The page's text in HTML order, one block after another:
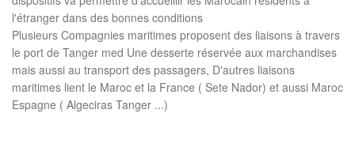
l'étranger dans des bonnes conditions
Plusieurs Compagnies maritimes proposent des liaisons à travers
le port de Tanger med Une desserte réservée aux marchandises
mais aussi au transport des passagers, D'autres liaisons
maritimes lient le Maroc et la France ( Sete Nador) et aussi Maroc
Espagne ( Algeciras Tanger ...)